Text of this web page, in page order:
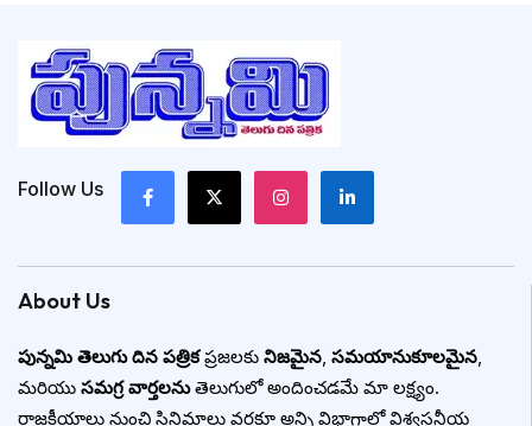
Follow Us
About Us
పున్నమి తెలుగు దిన పత్రికప్రజలకు నిజమైన, సమయానుకూలమైన,
మరియు సమగ్ర వార్తలనుతెలుగులో అందించడమే మా లక్ష్యం.
రాజకీయాలు నుంచి సినిమాలు వరకూ అన్ని విభాగాల్లో విశ్వసనీయ